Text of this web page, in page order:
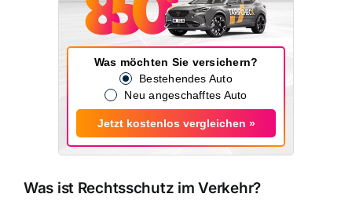
Was möchten Sie versichern?
Bestehendes Auto
Neu angeschafftes Auto
Jetzt kostenlos vergleichen »
Was ist Rechtsschutz im Verkehr?